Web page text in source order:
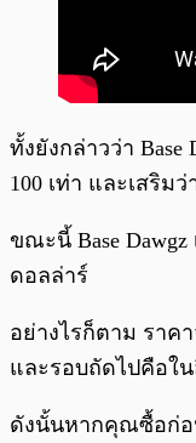
ทั้งยังกล่าวว่า Base
100 เท่า และเสริม
ขณะนี้ Base
ดอลล่าร์
อย่างไรก็ตาม ราค
และรอบถัดไปคือใ
ดังนั้นหากคุณซื้อก่อ